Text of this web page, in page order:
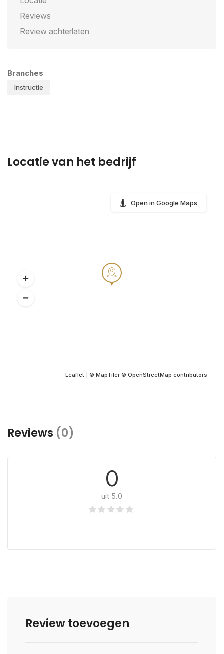
Reviews
Review achterlaten
Branches
Instructie
Locatie van het bedrijf
Leaflet © MapTiler © OpenStreetMap contributors
Open in Google Maps
Reviews (0)
0
uit 5.0
Review toevoegen